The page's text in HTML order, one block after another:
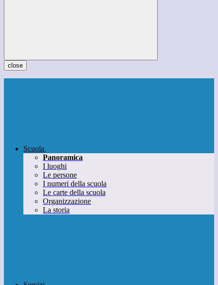
close
Scuola
Panoramica
I luoghi
Le persone
I numeri della scuola
Le carte della scuola
Organizzazione
La storia